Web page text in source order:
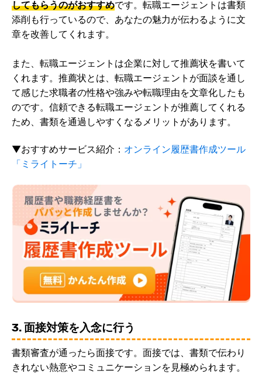
してもらうのがおすすめです。転職エージェントは書類
添削も行っているので、あなたの魅力が伝わるように文
章を改善してくれます。
また、転職エージェントは企業に対して推薦状を書いて
くれます。推薦状とは、転職エージェントが面談を通し
て感じた求職者の性格や強みや転職理由を文章化したも
のです。信頼できる転職エージェントが推薦してくれる
ため、書類を通過しやすくなるメリットがあります。
▼おすすめサービス紹介： オンライン履歴書作成ツール
「ミライトーチ」
3. 面接対策を入念に行う
書類審査が通ったら面接です。面接では、書類で伝わり
きれない熱意やコミュニケーションを見極められます。